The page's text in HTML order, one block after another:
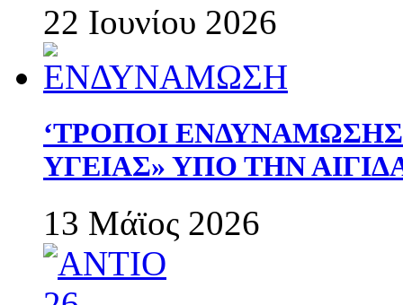
22 Ιουνίου 2026
‘ΤΡΟΠΟΙ
ΥΓΕΙΑΣ» ΥΠΟ ΤΗΝ
13 Μάϊος 2026